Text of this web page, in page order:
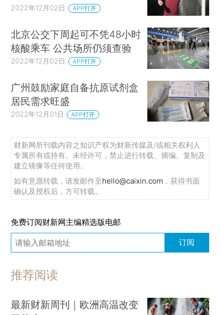
2022年12月02日 APP打开
北京公交下周起可不凭48小时
核酸乘车 公共场所仍须查验
2022年12月02日 APP打开
广州鼓励家庭自备抗原试剂盒
居民需求旺盛
2022年12月01日 APP打开
财新网所刊载内容之知识产权为财新传媒及/或相关权利人
专属所有或持有。未经许可，禁止进行转载、摘编、复制及
建立镜像等任何使用。
如有意愿转载，请发邮件至hello@caixin.com ，获得书面
确认及授权后，方可转载。
免费订阅财新网主编精选版电邮
订阅
推荐阅读
最新财新周刊｜欧洲高温改变